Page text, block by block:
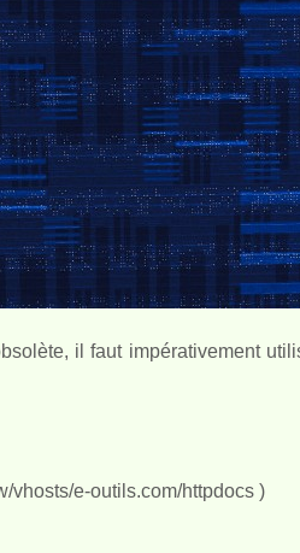
il faut impérativement
vhosts/e-outils.com/httpdocs )